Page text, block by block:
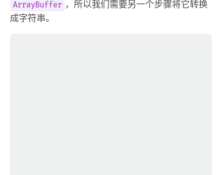
ArrayBuffer ，所以我们需要另一个步骤将它转换
成字符串。